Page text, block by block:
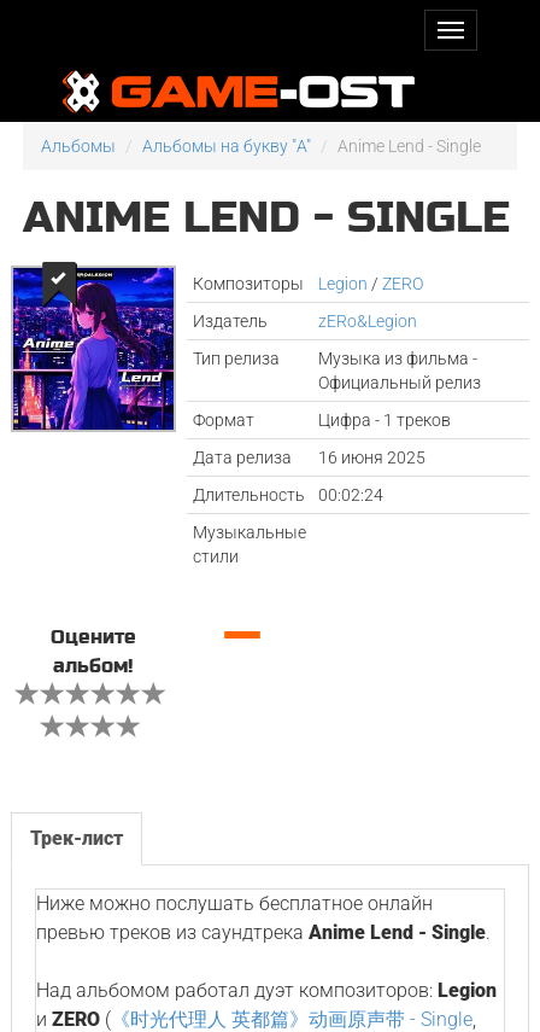
Альбомы Альбомы на букву "A" Anime Lend - Single
ANIME LEND - SINGLE
Композиторы Legion /ZERO
Издатель
zERo&Legion
Тип релиза
Музыка из фильма -
Официальный релиз
Формат
Цифра - 1 треков
Дата релиза
16 июня 2025
Длительность
00:02:24
Музыкальные
стили
Оцените
альбом!
—
Трек-лист
Ниже можно послушать бесплатное онлайн
превью треков из саундтрека Anime Lend - Single.
Над альбомом работал дуэт композиторов: Legion
и ZERO(《时光代理人 英都篇》动画原声带 - Single,